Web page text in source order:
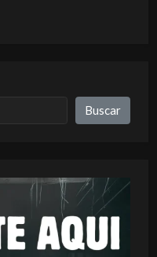
Buscar